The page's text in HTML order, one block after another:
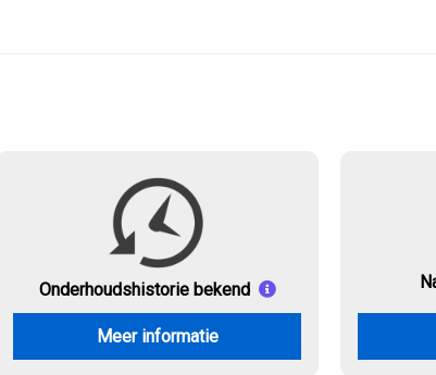
Onderhoudshistorie bekend
Meer informatie